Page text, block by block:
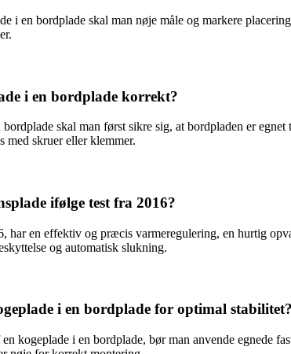
i en bordplade skal man nøje måle og markere
i en bordplade korrekt?
skal man først sikre sig, at bordpladen er
med skruer eller klemmer.
ifølge test fra 2016?
har en effektiv og præcis varmeregulering, en hurtig
og automatisk slukning.
i en bordplade for optimal stabilitet?
kogeplade i en bordplade, bør man anvende egnede